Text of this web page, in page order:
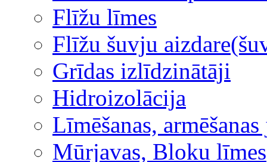
Flīžu līmes
Flīžu šuvju
Grīdas izlīdzinātāji
Hidroizolācija
Līmēšanas, armēšanas
Mūrjavas, Bloku līmes